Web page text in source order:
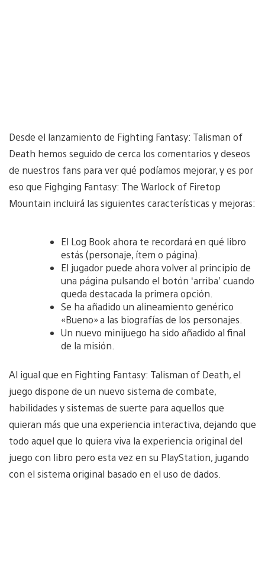
Desde el lanzamiento de Fighting Fantasy: Talisman of
Death hemos seguido de cerca los comentarios y deseos
de nuestros fans para ver qué podíamos mejorar, y es por
eso que Fighging Fantasy: The Warlock of Firetop
Mountain incluirá las siguientes características y mejoras:
El Log Book ahora te recordará en qué libro
estás (personaje, ítem o página).
El jugador puede ahora volver al principio de
una página pulsando el botón ‘arriba’ cuando
queda destacada la primera opción.
Se ha añadido un alineamiento genérico
«Bueno» a las biografías de los personajes.
Un nuevo minijuego ha sido añadido al final
de la misión.
Al igual que en Fighting Fantasy: Talisman of Death, el
juego dispone de un nuevo sistema de combate,
habilidades y sistemas de suerte para aquellos que
quieran más que una experiencia interactiva, dejando que
todo aquel que lo quiera viva la experiencia original del
juego con libro pero esta vez en su PlayStation, jugando
con el sistema original basado en el uso de dados.